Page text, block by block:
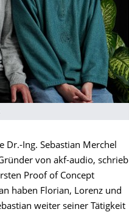
Dr.-Ing. Sebastian Merchel
von akf-audio, schrieb
Proof of Concept
haben Florian, Lorenz und
weiter seiner Tätigkeit